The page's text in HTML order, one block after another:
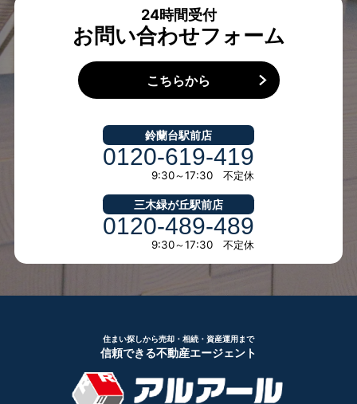
24時間受付
お問い合わせフォーム
こちらから
鈴蘭台駅前店
0120-619-419
9:30～17:30 不定休
三木緑が丘駅前店
0120-489-489
9:30～17:30 不定休
住まい探しから売却・相続・資産運用まで
信頼できる不動産エージェント